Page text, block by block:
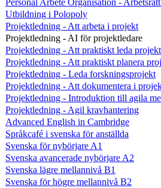
Utbildning i Polopoly
Projektledning - Att arbeta i projekt
Projektledning - AI för projektledare
Projektledning - Att praktiskt leda projekt
Projektledning - Att praktiskt planera
Projektledning - Leda forskningsprojekt
Projektledning - Att dokumentera i
Projektledning - Introduktion till agila
Projektledning - Agil kravhantering
Advanced English in Cambridge
Språkcafé i svenska för anställda
Svenska för nybörjare A1
Svenska avancerade nybörjare A2
Svenska lägre mellannivå B1
Svenska för högre mellannivå B2